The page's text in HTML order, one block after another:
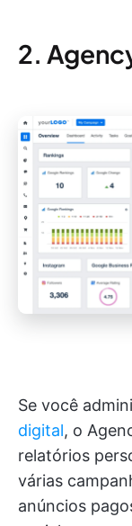
2.
Se você
digital, o
relatórios
várias
anúncios